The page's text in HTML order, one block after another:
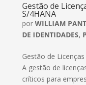
Gestão de
S/4HANA
por WILLIAM
DE IDENTIDADES,
Gestão de
A gestão de
críticos para